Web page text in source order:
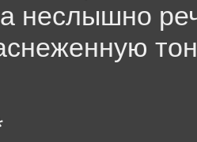
неслышно